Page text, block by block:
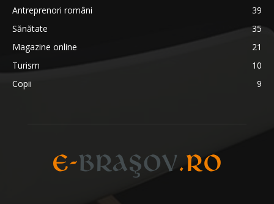
Antreprenori români
39
Sănătate
35
Magazine online
21
Turism
10
Copii
9